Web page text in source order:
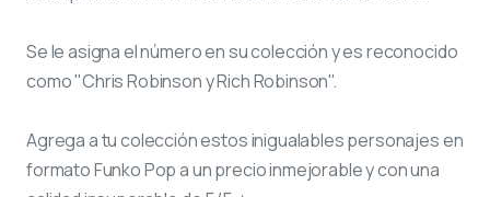
Se le asigna el númeroen su colección y es reconocido
como "Chris Robinson y Rich Robinson".
Agrega a tu colección estos inigualables personajes en
formato Funko Pop a un precio inmejorable y con una